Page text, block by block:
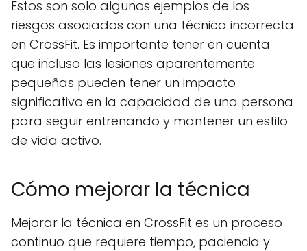
Estos son solo algunos ejemplos de los
riesgos asociados con una técnica incorrecta
en CrossFit. Es importante tener en cuenta
que incluso las lesiones aparentemente
pequeñas pueden tener un impacto
significativo en la capacidad de una persona
para seguir entrenando y mantener un estilo
de vida activo.
Cómo mejorar la técnica
Mejorar la técnica en CrossFit es un proceso
continuo que requiere tiempo, paciencia y